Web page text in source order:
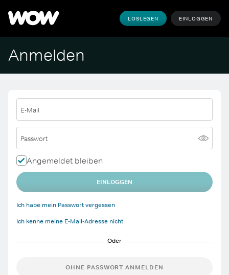
LOSLEGEN EINLOGGEN
Anmelden
E-Mail
Passwort
Angemeldet bleiben
EINLOGGEN
Ich habe mein Passwort vergessen
Ich kenne meine E-Mail-Adresse nicht
OHNE PASSWORT ANMELDEN